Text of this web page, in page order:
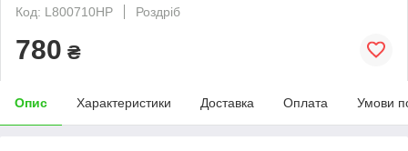
Код: L800710HP
Роздріб
780 ₴
Опис Характеристики Доставка Оплата Умови